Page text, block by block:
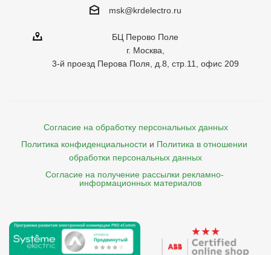
msk@krdelectro.ru
БЦ Перово Поле
г. Москва,
3-й проезд Перова Поля, д.8, стр.11, офис 209
Согласие на обработку персональных данных
Политика конфиденциальности и Политика в отношении
обработки персональных данных
Согласие на получение рассылки рекламно-
    информационных материалов